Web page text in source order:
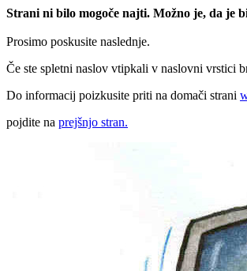
Strani ni bilo mogoče najti. Možno je, da je
Prosimo poskusite naslednje.
Če ste spletni naslov vtipkali v naslovni vrstici
Do informacij poizkusite priti na domači strani
pojdite na prejšnjo stran.